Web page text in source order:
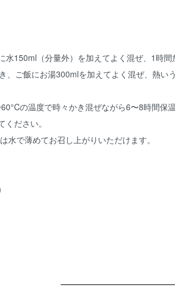
水150ml（分量外）を加えてよく混ぜ、1時
、ご飯にお湯300mlを加えてよく混ぜ、熱い
の温度で時々かき混ぜながら6〜8時間
ださい。
水で薄めてお召し上がりいただけます。